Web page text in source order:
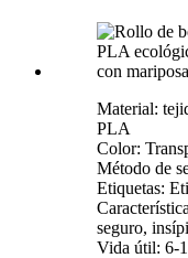
Material:
PLA
Color:
Método de
Etiquetas:
seguro,
Vida útil: 6-